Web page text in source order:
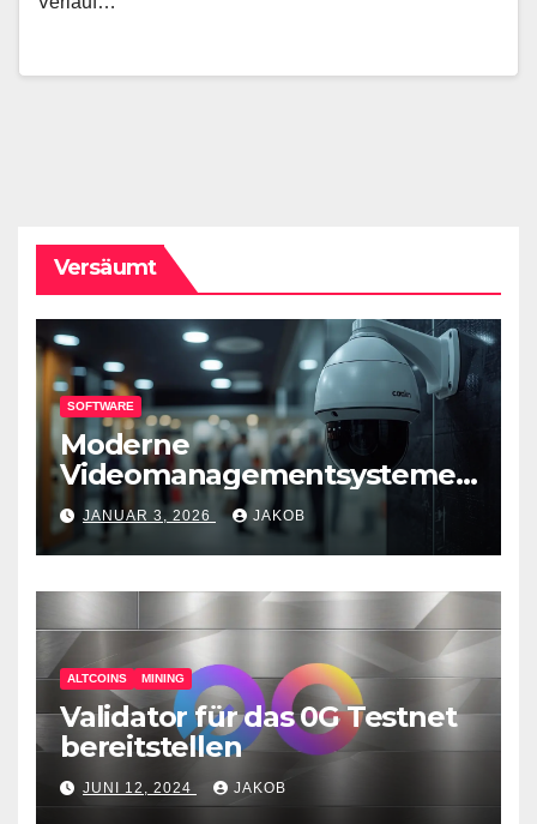
Versäumt
SOFTWARE
Moderne
Videomanagementsysteme
(VMS) – mehr als nur
Überwachungswerkzeuge
JANUAR 3, 2026 JAKOB
ALTCOINS MINING
Validator für das 0G Testnet
bereitstellen
JUNI 12, 2024 JAKOB